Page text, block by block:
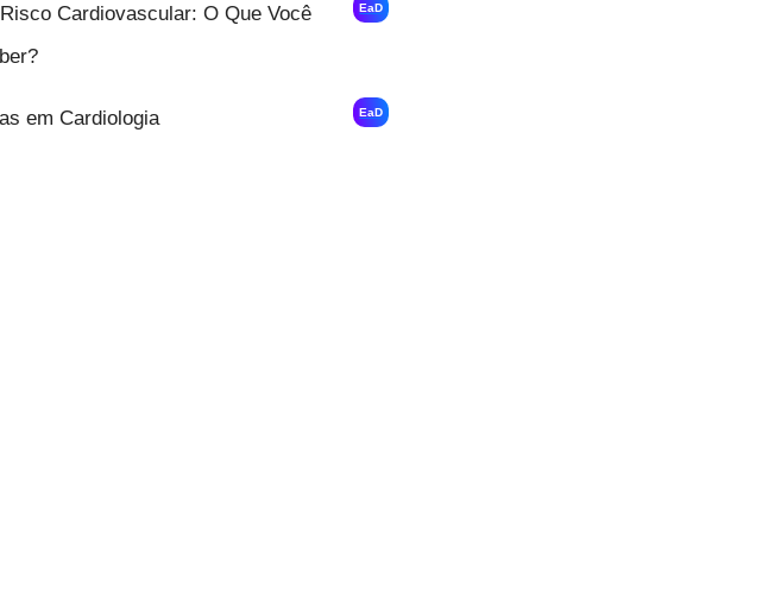
Cardiovascular: O Que Você
EaD
em Cardiologia EaD